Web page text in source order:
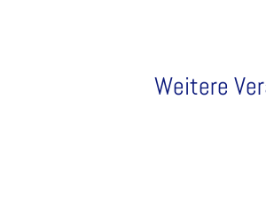
Weitere